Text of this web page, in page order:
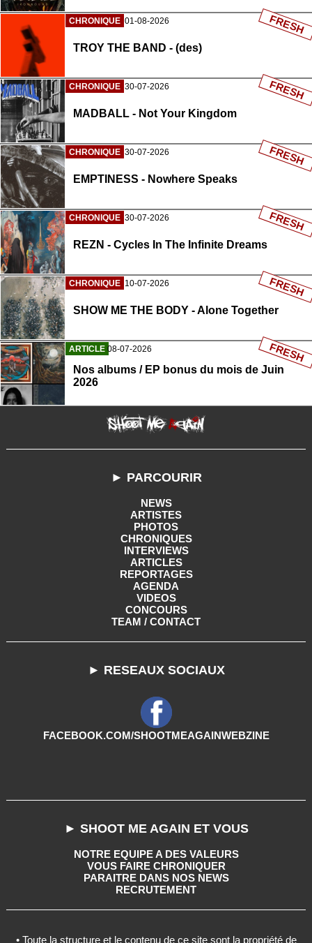
CHRONIQUE 01-08-2026
TROY THE BAND - (des)
FRESH
CHRONIQUE 30-07-2026
MADBALL - Not Your Kingdom
FRESH
CHRONIQUE 30-07-2026
EMPTINESS - Nowhere Speaks
FRESH
CHRONIQUE 30-07-2026
REZN - Cycles In The Infinite Dreams
FRESH
CHRONIQUE 10-07-2026
SHOW ME THE BODY - Alone Together
FRESH
ARTICLE 08-07-2026
Nos albums / EP bonus du mois de Juin
2026
FRESH
► PARCOURIR
NEWS
ARTISTES
PHOTOS
CHRONIQUES
INTERVIEWS
ARTICLES
REPORTAGES
AGENDA
VIDEOS
CONCOURS
TEAM / CONTACT
► RESEAUX SOCIAUX
FACEBOOK.COM/SHOOTMEAGAINWEBZINE
► SHOOT ME AGAIN ET VOUS
NOTRE EQUIPE A DES VALEURS
VOUS FAIRE CHRONIQUER
PARAITRE DANS NOS NEWS
RECRUTEMENT
• Toute la structure et le contenu de ce site sont la propriété de